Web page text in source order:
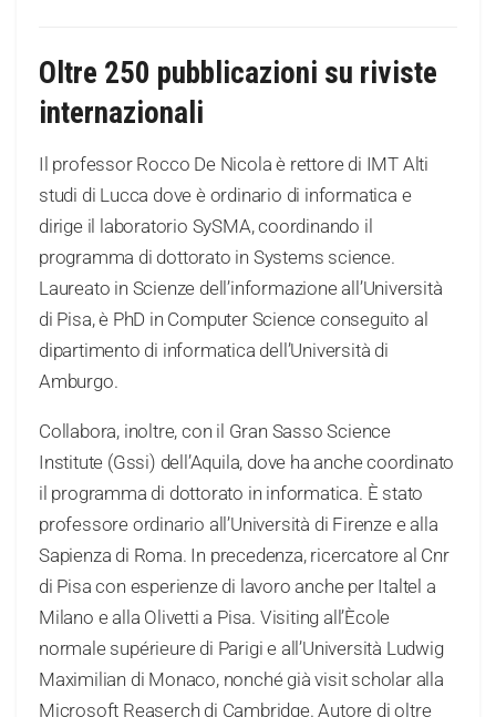
Oltre 250 pubblicazioni su riviste
internazionali
Il professor Rocco De Nicola è rettore di IMT Alti
studi di Lucca dove è ordinario di informatica e
dirige il laboratorio SySMA, coordinando il
programma di dottorato in Systems science.
Laureato in Scienze dell’informazione all’Università
di Pisa, è PhD in Computer Science conseguito al
dipartimento di informatica dell’Università di
Amburgo.
Collabora, inoltre, con il Gran Sasso Science
Institute (Gssi) dell’Aquila, dove ha anche coordinato
il programma di dottorato in informatica. È stato
professore ordinario all’Università di Firenze e alla
Sapienza di Roma. In precedenza, ricercatore al Cnr
di Pisa con esperienze di lavoro anche per Italtel a
Milano e alla Olivetti a Pisa. Visiting all’Ècole
normale supérieure di Parigi e all’Università Ludwig
Maximilian di Monaco, nonché già visit scholar alla
Microsoft Reaserch di Cambridge. Autore di oltre